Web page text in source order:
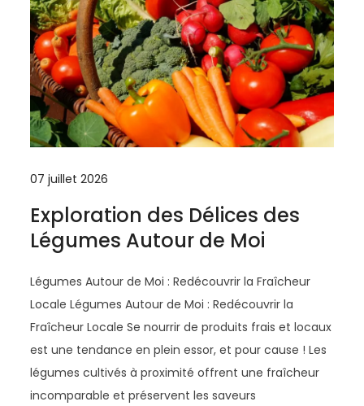
07 juillet 2026
Exploration des Délices des
Légumes Autour de Moi
Légumes Autour de Moi : Redécouvrir la Fraîcheur
Locale Légumes Autour de Moi : Redécouvrir la
Fraîcheur Locale Se nourrir de produits frais et locaux
est une tendance en plein essor, et pour cause ! Les
légumes cultivés à proximité offrent une fraîcheur
incomparable et préservent les saveurs